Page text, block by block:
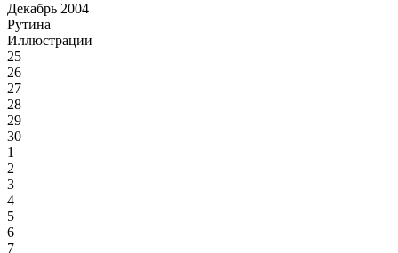
Декабрь 2004
Рутина
Иллюстрации
25
26
27
28
29
30
1
2
3
4
5
6
7